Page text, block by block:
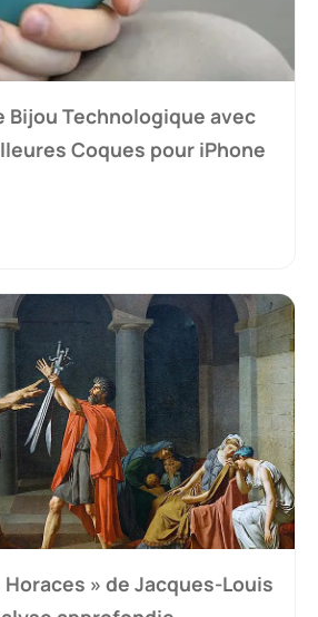
Bijou Technologique avec
Coques pour iPhone
» de Jacques-Louis